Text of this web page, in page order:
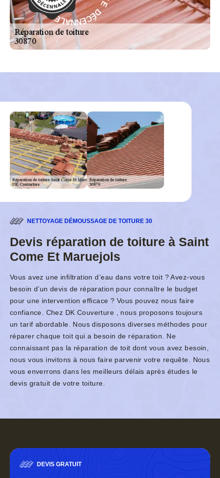
G
A
R
A
N
T C
E
N
N
A
L
E
-
NETTOYAGE DÉMOUSSAGE DE TOITURE 30
Devis réparation de toiture à Saint
Come Et Maruejols
Vous avez une infiltration d’eau dans votre toit ? Avez-vous
besoin d’un devis de réparation pour connaître le budget
pour une intervention efficace ? Vous pouvez nous faire
confiance. Chez DK Couverture , nous proposons toujours
un tarif abordable. Nous disposons diverses méthodes pour
réparer chaque toit qui a besoin de réparation. Ne
connaissant pas la réparation de toit dont vous avez besoin,
nous vous invitons à nous faire parvenir votre requête. Nous
vous enverrons dans les meilleurs délais après études le
devis gratuit de votre toiture.
DEVIS GRATUIT